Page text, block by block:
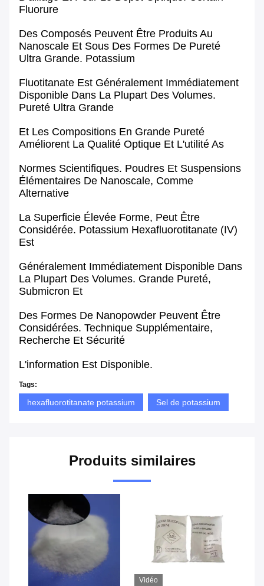
Fluorure
Des Composés Peuvent Être Produits Au
Nanoscale Et Sous Des Formes De Pureté
Ultra Grande. Potassium
Fluotitanate Est Généralement Immédiatement
Disponible Dans La Plupart Des Volumes.
Pureté Ultra Grande
Et Les Compositions En Grande Pureté
Améliorent La Qualité Optique Et L'utilité As
Normes Scientifiques. Poudres Et Suspensions
Élémentaires De Nanoscale, Comme
Alternative
La Superficie Élevée Forme, Peut Être
Considérée. Potassium Hexafluorotitanate (IV)
Est
Généralement Immédiatement Disponible Dans
La Plupart Des Volumes. Grande Pureté,
Submicron Et
Des Formes De Nanopowder Peuvent Être
Considérées. Technique Supplémentaire,
Recherche Et Sécurité
L'information Est Disponible.
Tags:
hexafluorotitanate potassium Sel de potassium
Produits similaires
Vidéo